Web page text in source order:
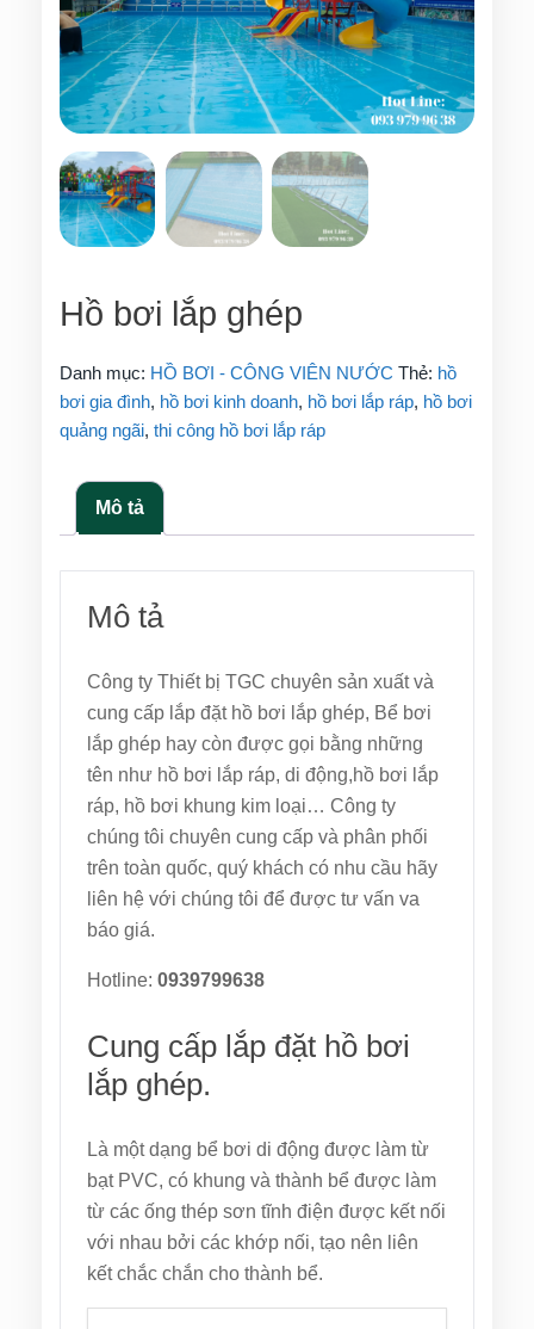
Hồ bơi lắp ghép
Danh mục: HỒ BƠI - CÔNG VIÊN NƯỚC Thẻ: hồ
bơi gia đình, hồ bơi kinh doanh, hồ bơi lắp ráp, hồ bơi
quảng ngãi, thi công hồ bơi lắp ráp
Mô tả
Mô tả
Công ty Thiết bị TGC chuyên sản xuất và
cung cấp lắp đặt hồ bơi lắp ghép, Bể bơi
lắp ghép hay còn được gọi bằng những
tên như hồ bơi lắp ráp, di động,hồ bơi lắp
ráp, hồ bơi khung kim loại… Công ty
chúng tôi chuyên cung cấp và phân phối
trên toàn quốc, quý khách có nhu cầu hãy
liên hệ với chúng tôi để được tư vấn va
báo giá.
Hotline: 0939799638
Cung cấp lắp đặt hồ bơi
lắp ghép.
Là một dạng bể bơi di động được làm từ
bạt PVC, có khung và thành bể được làm
từ các ống thép sơn tĩnh điện được kết nối
với nhau bởi các khớp nối, tạo nên liên
kết chắc chắn cho thành bể.